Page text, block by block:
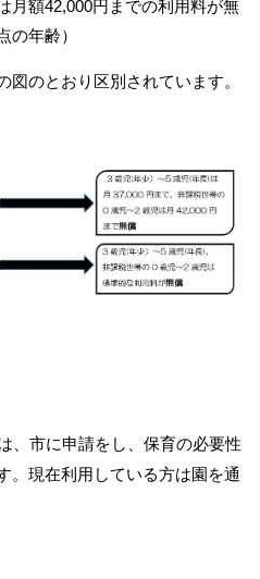
月額42,000円までの利用料が無
の年齢）
のとおり区別されています。
、市に申請をし、保育の必要性
。現在利用している方は園を通